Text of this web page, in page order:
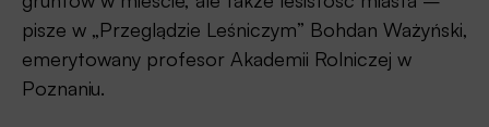
drogi leśne, szkółki leśne, miejsca składowania
drewna, a także wykorzystywany na parkingi
leśne i urządzenia turystyczne i rekreacyjne.
pisze w „Przeglądzie Leśniczym” Bohdan Ważyński,
emerytowany profesor Akademii Rolniczej w
Poznaniu.